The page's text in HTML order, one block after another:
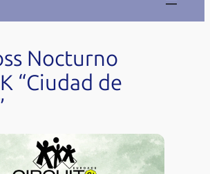
Nocturno
“Ciudad de